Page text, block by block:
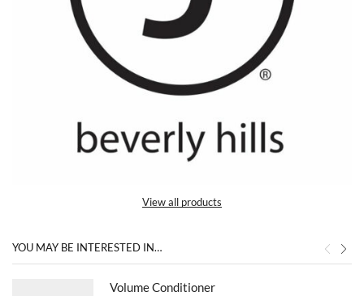
View all products
YOU MAY BE INTERESTED IN…
Volume Conditioner